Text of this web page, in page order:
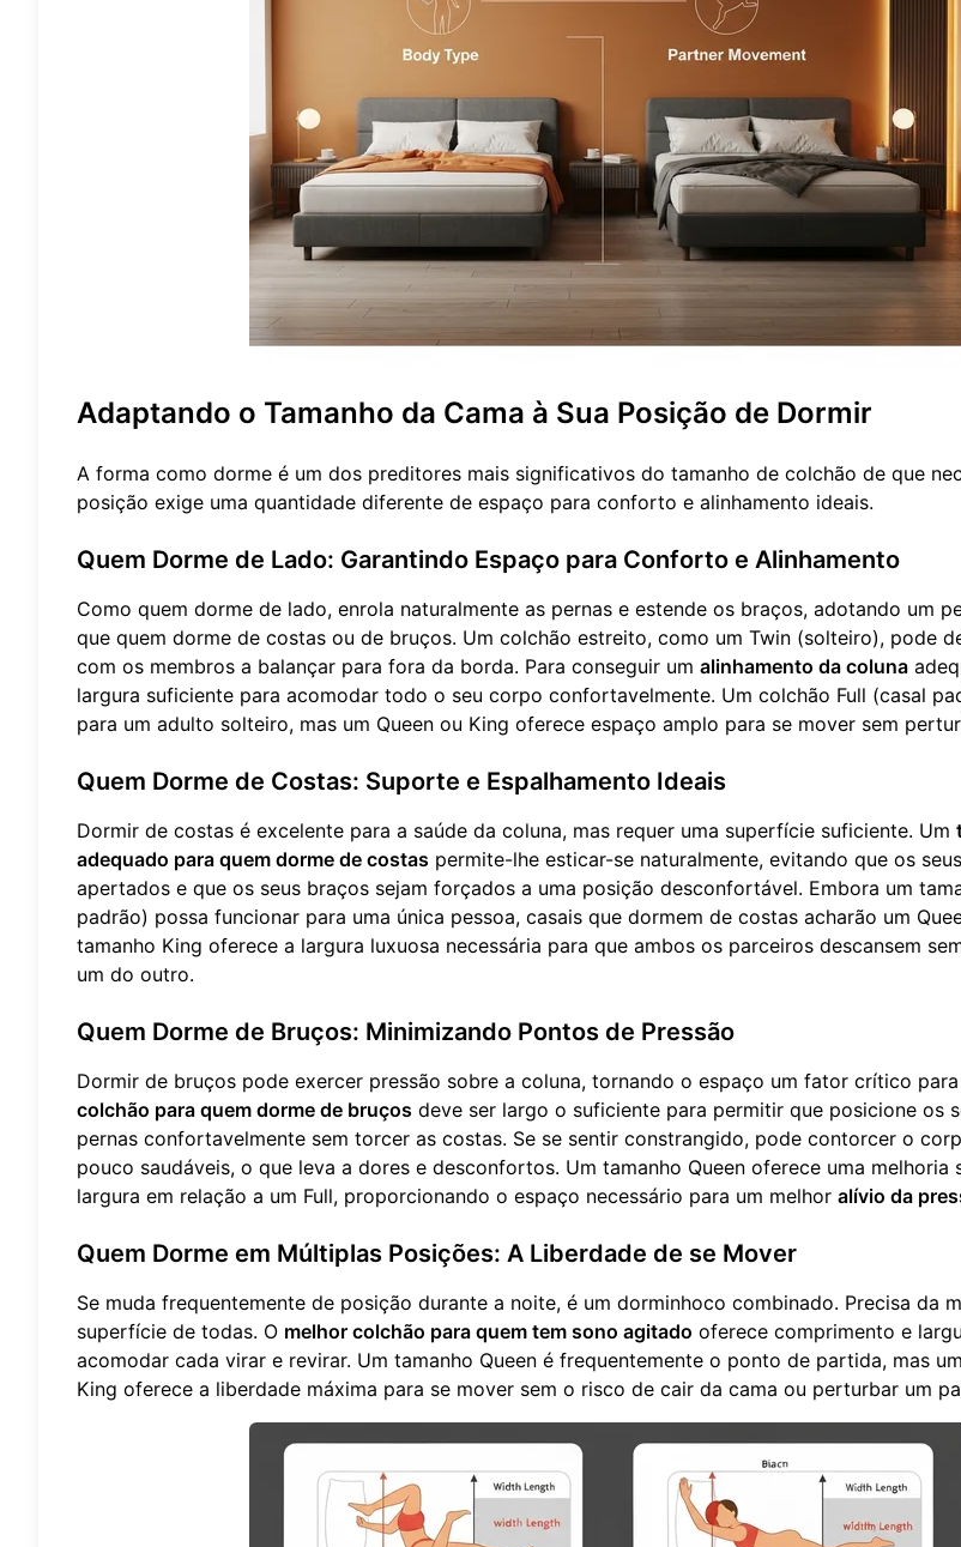
Adaptando o Tamanho da Cama à Sua Posição de Dormir
A forma como dorme é um dos preditores mais significativos do tamanho de colchão de que
posição exige uma quantidade diferente de espaço para conforto e alinhamento ideais.
Quem Dorme de Lado: Garantindo Espaço para Conforto e Alinhamento
Como quem dorme de lado, enrola naturalmente as pernas e estende os braços, adotando um
que quem dorme de costas ou de bruços. Um colchão estreito, como um Twin (solteiro), pode
com os membros a balançar para fora da borda. Para conseguir um alinhamento da coluna
largura suficiente para acomodar todo o seu corpo confortavelmente. Um colchão Full (casal
para um adulto solteiro, mas um Queen ou King oferece espaço amplo para se mover sem
Quem Dorme de Costas: Suporte e Espalhamento Ideais
Dormir de costas é excelente para a saúde da coluna, mas requer uma superfície suficiente. Um
adequado para quem dorme de costas permite-lhe esticar-se naturalmente, evitando que os
apertados e que os seus braços sejam forçados a uma posição desconfortável. Embora um
padrão) possa funcionar para uma única pessoa, casais que dormem de costas acharão um
tamanho King oferece a largura luxuosa necessária para que ambos os parceiros descansem
um do outro.
Quem Dorme de Bruços: Minimizando Pontos de Pressão
Dormir de bruços pode exercer pressão sobre a coluna, tornando o espaço um fator crítico
colchão para quem dorme de bruços deve ser largo o suficiente para permitir que posicione os
pernas confortavelmente sem torcer as costas. Se se sentir constrangido, pode contorcer o
pouco saudáveis, o que leva a dores e desconfortos. Um tamanho Queen oferece uma melhoria
largura em relação a um Full, proporcionando o espaço necessário para um melhor alívio da
Quem Dorme em Múltiplas Posições: A Liberdade de se Mover
Se muda frequentemente de posição durante a noite, é um dorminhoco combinado. Precisa da
superfície de todas. O melhor colchão para quem tem sono agitado oferece comprimento e
acomodar cada virar e revirar. Um tamanho Queen é frequentemente o ponto de partida, mas
King oferece a liberdade máxima para se mover sem o risco de cair da cama ou perturbar um